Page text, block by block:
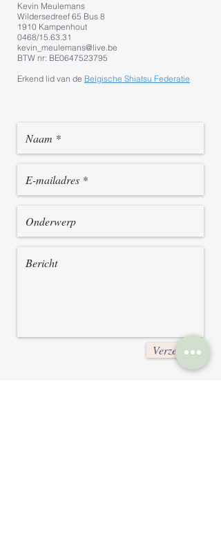
Kevin Meulemans
Wildersedreef 65 Bus 8
1910 Kampenhout
0468/15.63.31
kevin_meulemans@live.be
BTW nr: BE0647523795
Erkend lid van de Belgische Shiatsu Federatie
Verzenden